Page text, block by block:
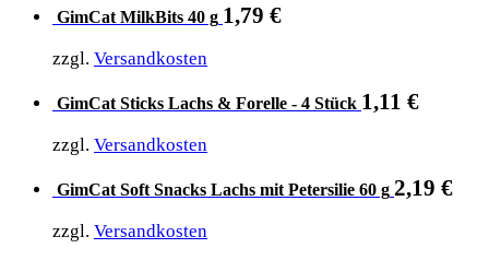
GimCat MilkBits 40 g 1,79 €
zzgl. Versandkosten
GimCat Sticks Lachs & Forelle - 4 Stück 1,11 €
zzgl. Versandkosten
GimCat Soft Snacks Lachs mit Petersilie 60 g 2,19 €
zzgl. Versandkosten